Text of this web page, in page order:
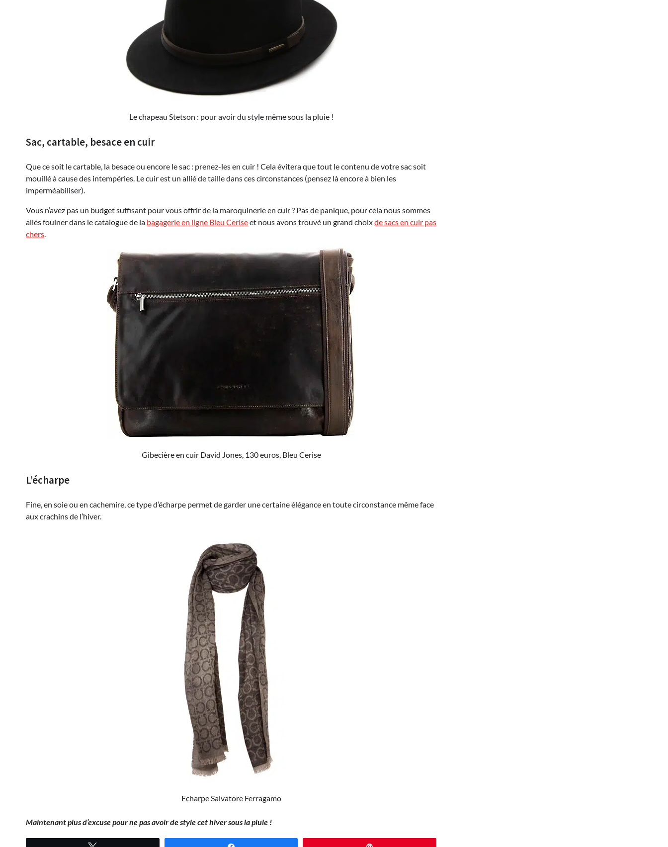
Le chapeau Stetson : pour avoir du style même sous la pluie !
Sac, cartable, besace en cuir
Que ce soit le cartable, la besace ou encore le sac : prenez-les en cuir ! Cela évitera que tout le contenu de votre sac soit
mouillé à cause des intempéries. Le cuir est un allié de taille dans ces circonstances (pensez là encore à bien les
imperméabiliser).
Vous n’avez pas un budget suffisant pour vous offrir de la maroquinerie en cuir ? Pas de panique, pour cela nous sommes
allés fouiner dans le catalogue de la bagagerie en ligne Bleu Ceriseet nous avons trouvé un grand choixde sacs en cuir pas
chers.
Gibecière en cuir David Jones, 130 euros, Bleu Cerise
L’écharpe
Fine, en soie ou en cachemire, ce type d’écharpe permet de garder une certaine élégance en toute circonstance même face
aux crachins de l’hiver.
Echarpe Salvatore Ferragamo
Maintenant plus d’excuse pour ne pas avoir de style cet hiver sous la pluie !